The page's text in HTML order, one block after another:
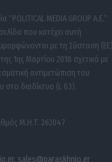
“POLITICAL MEDIA GROUP A.E.”
που κατέχει αυτή
με τη Σύσταση (ΕΕ)
1ης Μαρτίου 2018 σχετικά με
αντιμετώπιση του
στο διαδίκτυο (L 63).
Μ.Η.Τ. 262047
, sales@paraskhnio.gr